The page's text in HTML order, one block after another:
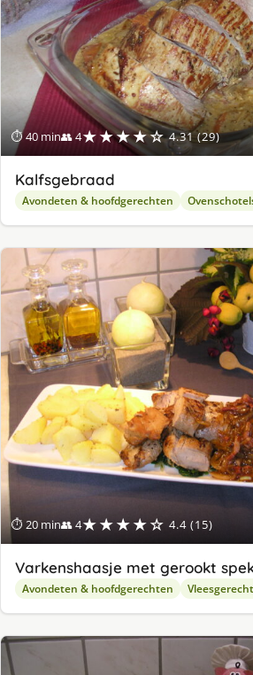
⏱ 40 min👥 4★★★★☆ 4.31 (29)
Kalfsgebraad
Avondeten & hoofdgerechten
⏱ 20 min👥 4★★★★☆ 4.4 (15)
Varkenshaasje met gerookt
Avondeten & hoofdgerechten